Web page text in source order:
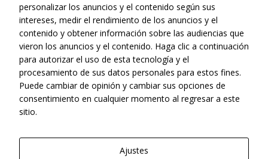
Web realizada con el patrocinio del Centro Español de Derechos
Reprográficos
personalizar los anuncios y el contenido según sus
intereses, medir el rendimiento de los anuncios y el
contenido y obtener información sobre las audiencias que
vieron los anuncios y el contenido. Haga clic a continuación
para autorizar el uso de esta tecnología y el
procesamiento de sus datos personales para estos fines.
Puede cambiar de opinión y cambiar sus opciones de
consentimiento en cualquier momento al regresar a este
sitio.
Ajustes